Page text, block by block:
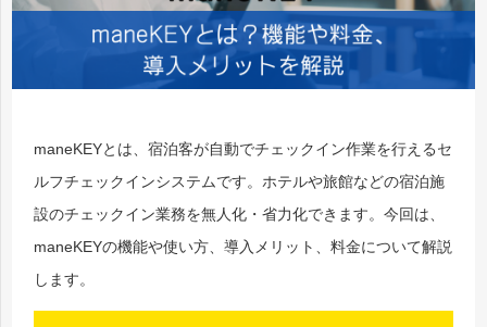
maneKEYとは、宿泊客が自動でチェックイン作業を行えるセ
ルフチェックインシステムです。ホテルや旅館などの宿泊施
設のチェックイン業務を無人化・省力化できます。今回は、
maneKEYの機能や使い方、導入メリット、料金について解説
します。